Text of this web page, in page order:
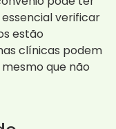
verificar
estão
clínicas podem
que não